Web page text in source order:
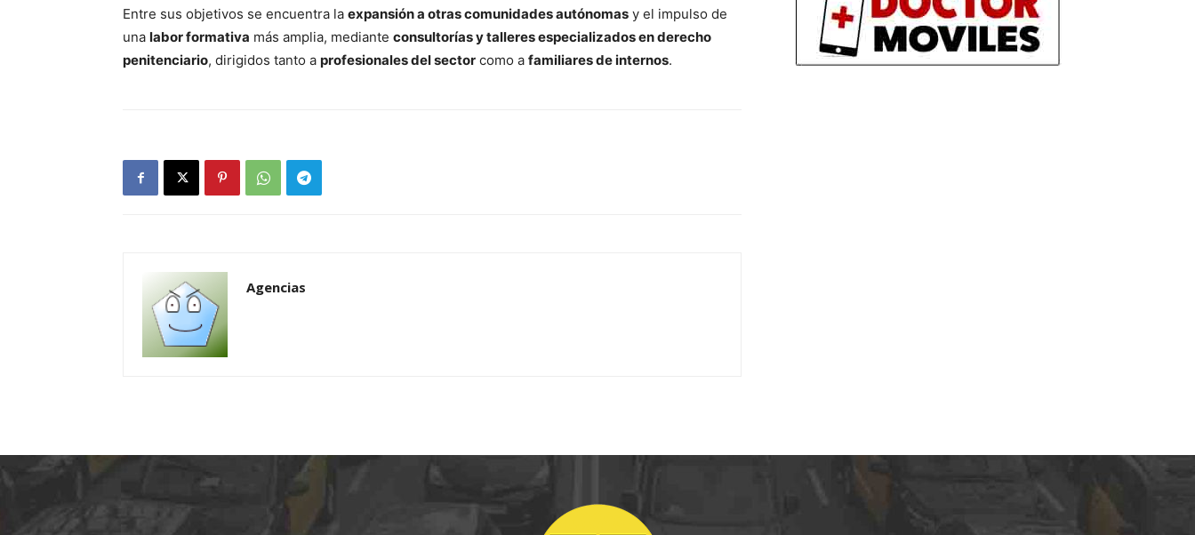
Entre sus objetivos se encuentra la expansión a otras comunidades autónomas y el impulso de
una labor formativa más amplia, mediante consultorías y talleres especializados en derecho
penitenciario, dirigidos tanto a profesionales del sector como a familiares de internos.
Agencias